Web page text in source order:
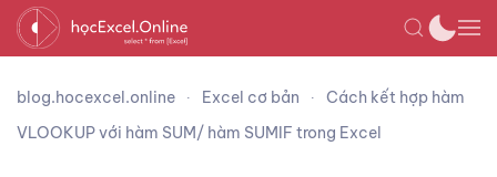
blog.hocexcel.online Excel cơ bản
Cách kết hợp hàm
VLOOKUP với hàm SUM/ hàm SUMIF trong Excel